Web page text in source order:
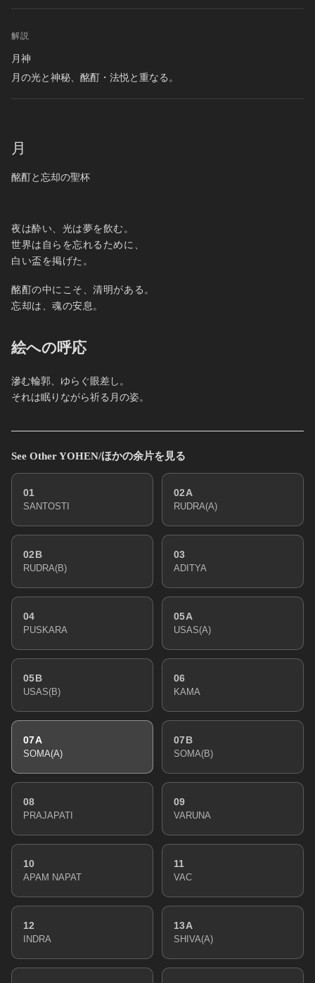
解説
月神
月の光と神秘、酩酊・法悦と重なる。
月
酩酊と忘却の聖杯
夜は酔い、光は夢を飲む。
世界は自らを忘れるために、
白い盃を掲げた。
酩酊の中にこそ、清明がある。
忘却は、魂の安息。
絵への呼応
滲む輪郭、ゆらぐ眼差し。
それは眠りながら祈る月の姿。
See Other YOHEN/ほかの余片を見る
01
SANTOSTI
02A
RUDRA(A)
02B
RUDRA(B)
03
ADITYA
04
PUSKARA
05A
USAS(A)
05B
USAS(B)
06
KAMA
07A
SOMA(A)
07B
SOMA(B)
08
PRAJAPATI
09
VARUNA
10
APAM NAPAT
11
VAC
12
INDRA
13A
SHIVA(A)